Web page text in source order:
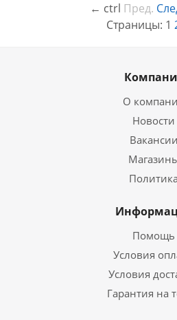
← ctrl Пред.
Страницы: 1
О
Новости
Вакансии
Политика
Помощь
Условия
Условия
Гарантия на